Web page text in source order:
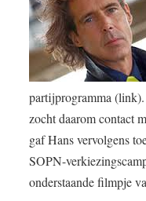
partijprogramma
zocht daarom contact
gaf Hans vervolgens
SOPN-
onderstaande filmpje